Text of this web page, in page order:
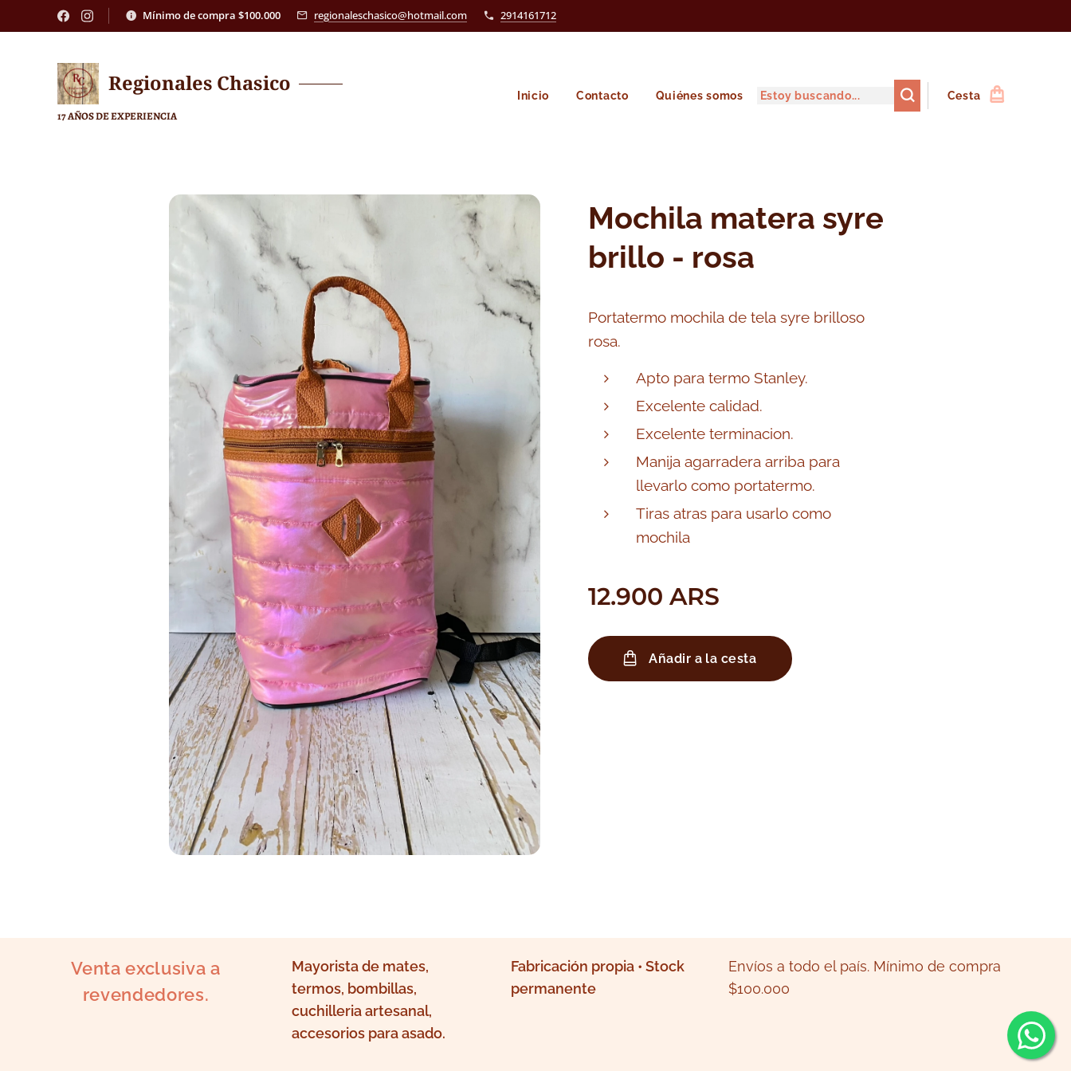
Mínimo de compra $100.000 regionaleschasico@hotmail.com 2914161712
Regionales Chasico
17 AÑOS DE EXPERIENCIA
Inicio Contacto Quiénes somos Cesta
Mochila matera syre
brillo - rosa
Portatermo mochila de tela syre brilloso
rosa.
Apto para termo Stanley.
Excelente calidad.
Excelente terminacion.
Manija agarradera arriba para
llevarlo como portatermo.
Tiras atras para usarlo como
mochila
12.900 ARS
Añadir a la cesta
Venta exclusiva a
revendedores.
Mayorista de mates,
termos, bombillas,
cuchilleria artesanal,
accesorios para asado.
Fabricación propia • Stock
permanente
Envíos a todo el país. Mínimo de compra
$100.000